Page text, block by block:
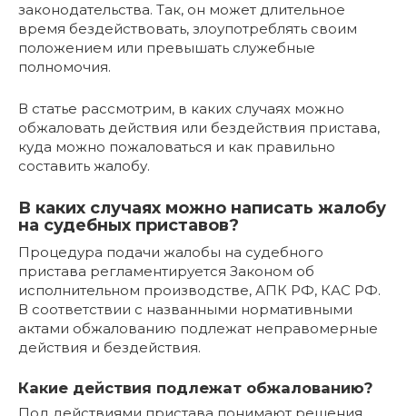
законодательства. Так, он может длительное
время бездействовать, злоупотреблять своим
положением или превышать служебные
полномочия.
В статье рассмотрим, в каких случаях можно
обжаловать действия или бездействия пристава,
куда можно пожаловаться и как правильно
составить жалобу.
В каких случаях можно написать жалобу
на судебных приставов?
Процедура подачи жалобы на судебного
пристава регламентируется Законом об
исполнительном производстве, АПК РФ, КАС РФ.
В соответствии с названными нормативными
актами обжалованию подлежат неправомерные
действия и бездействия.
Какие действия подлежат обжалованию?